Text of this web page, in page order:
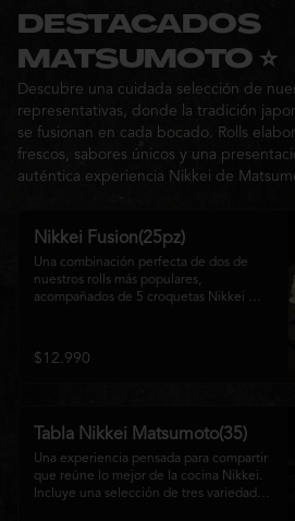
a Matsumoto Nikkei.
Ideal para: una cita, una salida con
amigos o una noche especial llena de
sabor y buena compañía.
DESTACADOS
MATSUMOTO ⭐
Descubre una cuidada selección de
representativas, donde la tradición
se fusionan en cada bocado. Rolls
frescos, sabores únicos y una
auténtica experiencia Nikkei de
Nikkei Fusion(25pz)
Una combinación perfecta de dos de
nuestros rolls más populares,
acompañados de 5 croquetas Nikkei
cremosa salsa de la casa. Una tabla que
reúne diferentes texturas y sabores, ideal
$12.990
Tabla Nikkei Matsumoto(35)
Una experiencia pensada para compartir
que reúne lo mejor de la cocina Nikkei.
Incluye una selección de tres variedades